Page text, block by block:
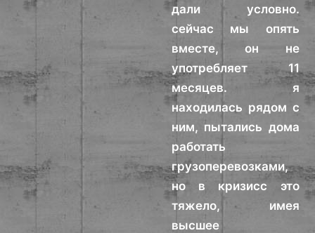
дали условно.
сейчас мы опять
вместе, он не
употребляет 11
месяцев. я
находилась рядом с
ним, пытались дома
работать
грузоперевозками,
но в кризисс это
тяжело, имея
высшее